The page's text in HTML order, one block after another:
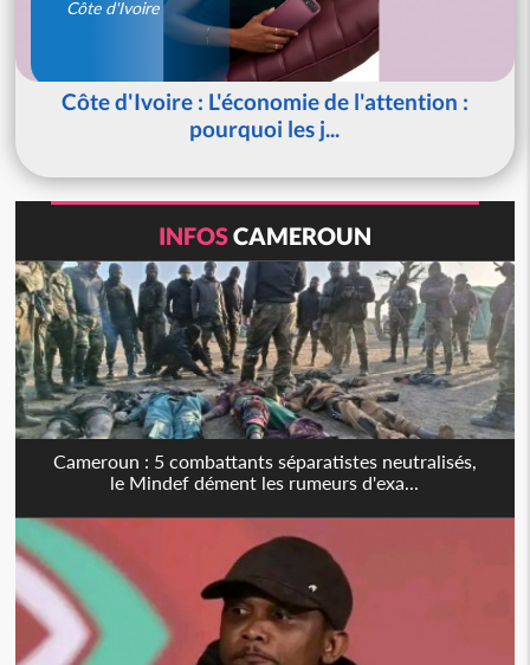
Côte d'Ivoire
Côte d'Ivoire : L'économie de l'attention :
pourquoi les j...
INFOSCAMEROUN
Cameroun : 5 combattants séparatistes neutralisés,
le Mindef dément les rumeurs d'exa...